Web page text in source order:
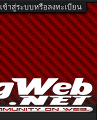
เข้าสู่ระบบหรือลงทะเบียน